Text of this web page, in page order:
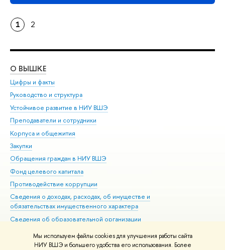
Мы используем файлы cookies для улучшения работы сайта
НИУ ВШЭ и большего удобства его использования. Более
1 2
О ВЫШКЕ
Цифры и факты
Руководство и структура
Устойчивое развитие в НИУ ВШЭ
Преподаватели и сотрудники
Корпуса и общежития
Закупки
Обращения граждан в НИУ ВШЭ
Фонд целевого капитала
Противодействие коррупции
Сведения о доходах, расходах, об имуществе и
обязательствах имущественного характера
Сведения об образовательной организации
Людям с ограниченными возможностями здоровья
Единая платежная страница